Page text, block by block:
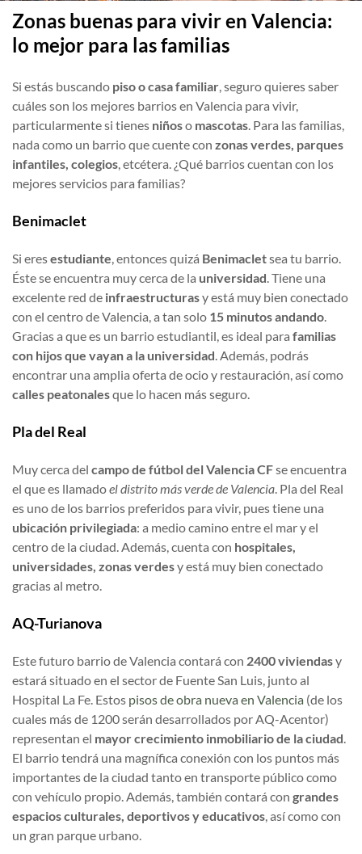
Zonas buenas para vivir en Valencia:
lo mejor para las familias
Si estás buscando piso o casa familiar, seguro quieres saber
cuáles son los mejores barrios en Valencia para vivir,
particularmente si tienes niñoso mascotas. Para las familias,
nada como un barrio que cuente con zonas verdes, parques
infantiles, colegios, etcétera. ¿Qué barrios cuentan con los
mejores servicios para familias?
Benimaclet
Si eresestudiante, entonces quizá Benimacletsea tu barrio.
Éste se encuentra muy cerca de la universidad. Tiene una
excelente red de infraestructurasy está muy bien conectado
con el centro de Valencia, a tan solo 15 minutos andando.
Gracias a que es un barrio estudiantil, es ideal para familias
con hijos que vayan a la universidad. Además, podrás
encontrar una amplia oferta de ocio y restauración, así como
calles peatonalesque lo hacen más seguro.
Pla del Real
Muy cerca del campo de fútbol del Valencia CFse encuentra
el que es llamadoel distrito más verde de Valencia. Pla del Real
es uno de los barrios preferidos para vivir, pues tiene una
ubicación privilegiada: a medio camino entre el mar y el
centro de la ciudad. Además, cuenta con hospitales,
universidades, zonas verdesy está muy bien conectado
gracias al metro.
AQ-Turianova
Este futuro barrio de Valencia contará con 2400 viviendasy
estará situado en el sector de Fuente San Luis, junto al
Hospital La Fe. Estos pisos de obra nueva en Valencia (de los
cuales más de 1200 serán desarrollados por AQ-Acentor)
representan el mayor crecimiento inmobiliario de la ciudad.
El barrio tendrá una magnífica conexión con los puntos más
importantes de la ciudad tanto en transporte público como
con vehículo propio. Además, también contará con grandes
espacios culturales, deportivos y educativos, así como con
un gran parque urbano.